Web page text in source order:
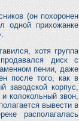
(он похоронен
одной прихожанке
хотя группа
диск с
пении, даже
после того, как в
заводской корпус,
колокольный звон,
вывести в
располагалась